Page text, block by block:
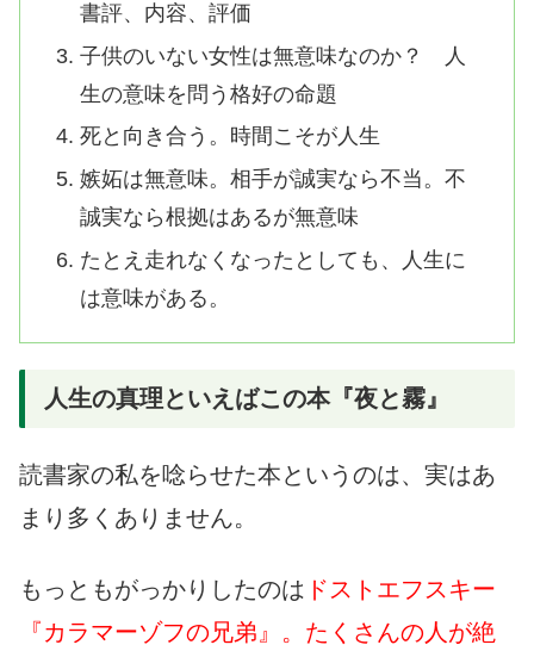
書評、内容、評価
子供のいない女性は無意味なのか？ 人
生の意味を問う格好の命題
死と向き合う。時間こそが人生
嫉妬は無意味。相手が誠実なら不当。不
誠実なら根拠はあるが無意味
たとえ走れなくなったとしても、人生に
は意味がある。
人生の真理といえばこの本『夜と霧』
読書家の私を唸らせた本というのは、実はあ
まり多くありません。
もっともがっかりしたのは ドストエフスキー
『カラマーゾフの兄弟』。たくさんの人が絶